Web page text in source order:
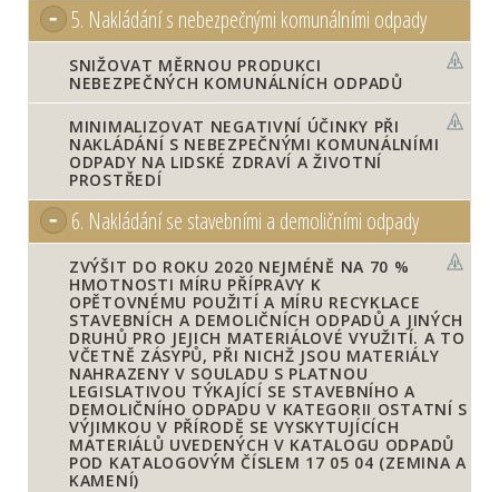
5. Nakládání s nebezpečnými komunálními odpady
SNIŽOVAT MĚRNOU PRODUKCI
NEBEZPEČNÝCH KOMUNÁLNÍCH ODPADŮ
MINIMALIZOVAT NEGATIVNÍ ÚČINKY PŘI
NAKLÁDÁNÍ S NEBEZPEČNÝMI KOMUNÁLNÍMI
ODPADY NA LIDSKÉ ZDRAVÍ A ŽIVOTNÍ
PROSTŘEDÍ
6. Nakládání se stavebními a demoličními odpady
ZVÝŠIT DO ROKU 2020 NEJMÉNĚ NA 70 %
HMOTNOSTI MÍRU PŘÍPRAVY K
OPĚTOVNÉMU POUŽITÍ A MÍRU RECYKLACE
STAVEBNÍCH A DEMOLIČNÍCH ODPADŮ A JINÝCH
DRUHŮ PRO JEJICH MATERIÁLOVÉ VYUŽITÍ. A TO
VČETNĚ ZÁSYPŮ, PŘI NICHŽ JSOU MATERIÁLY
NAHRAZENY V SOULADU S PLATNOU
LEGISLATIVOU TÝKAJÍCÍ SE STAVEBNÍHO A
DEMOLIČNÍHO ODPADU V KATEGORII OSTATNÍ S
VÝJIMKOU V PŘÍRODĚ SE VYSKYTUJÍCÍCH
MATERIÁLŮ UVEDENÝCH V KATALOGU ODPADŮ
POD KATALOGOVÝM ČÍSLEM 17 05 04 (ZEMINA A
KAMENÍ)